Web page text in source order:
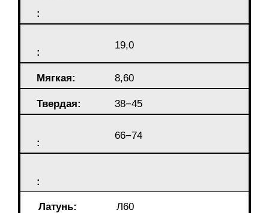
:
:
19,0
Мягкая: 8,60
Твердая: 38−45
:
66−74
:
Латунь: Л60